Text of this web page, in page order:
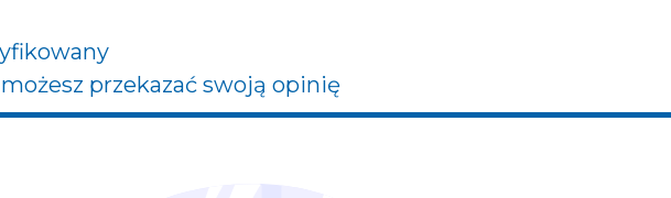
przekazać swoją opinię